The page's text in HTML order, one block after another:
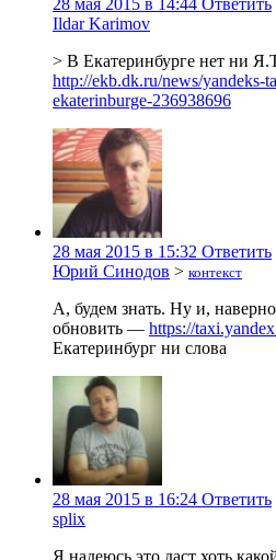
Ildar Karimov
> В Екатеринбурге нет ни
http://ekb.dk.ru/news/yandeks-
ekaterinburge-236938696
28 мая 2015 в 15:32 Ответить
Юрий Синодов > контекст
А, будем знать. Ну и,
обновить — https://
Екатеринбург ни слова
28 мая 2015 в 16:24 Ответить
splix
Я надеюсь это даст хоть